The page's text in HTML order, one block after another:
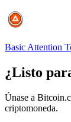
Basic Attention
¿Listo
Únase a
criptomoneda.